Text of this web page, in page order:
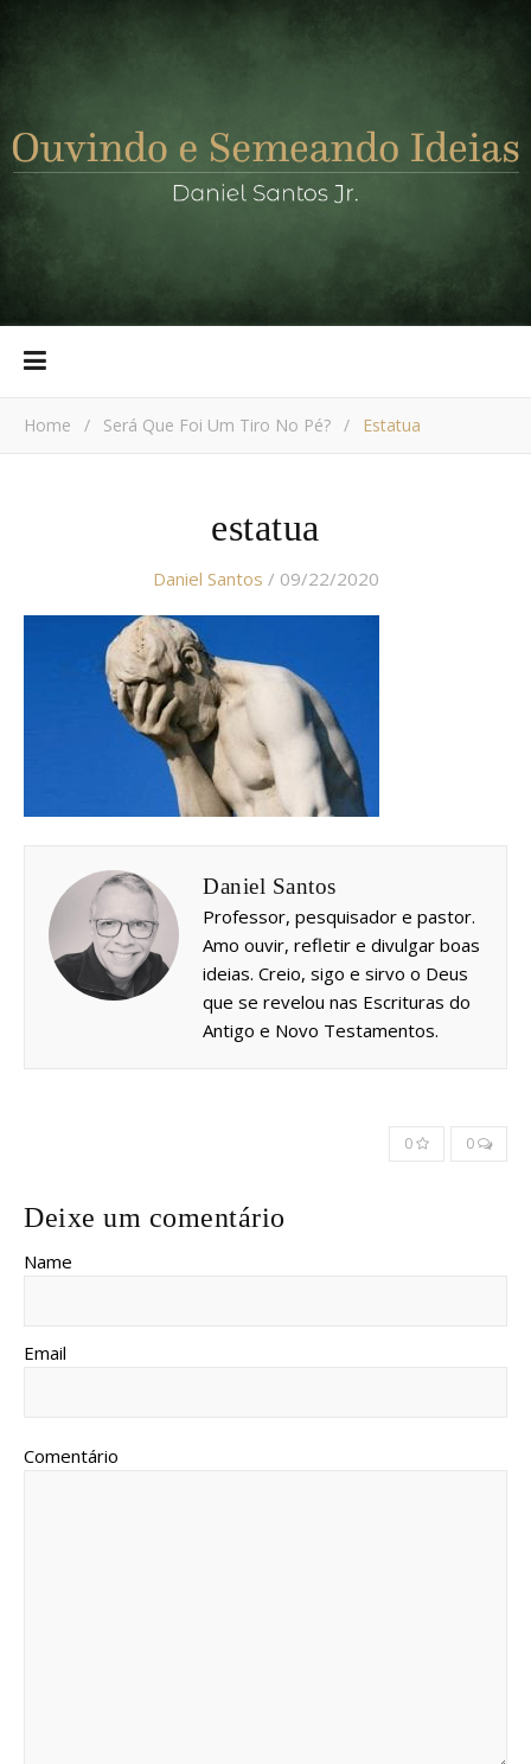
Home / Será Que Foi Um Tiro No Pé? / Estatua
estatua
Daniel Santos / 09/22/2020
Daniel Santos
Professor, pesquisador e pastor.
Amo ouvir, refletir e divulgar boas
ideias. Creio, sigo e sirvo o Deus
que se revelou nas Escrituras do
Antigo e Novo Testamentos.
0 0
Deixe um comentário
Name
Email
Comentário